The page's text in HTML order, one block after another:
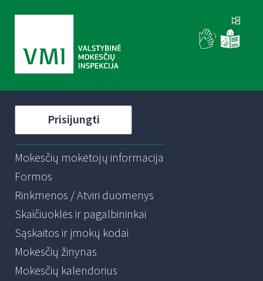
Prisijungti
Mokesčių mokėtojų informacija
Formos
Rinkmenos / Atviri duomenys
Skaičiuoklės ir pagalbininkai
Sąskaitos ir įmokų kodai
Mokesčių žinynas
Mokesčių kalendorius